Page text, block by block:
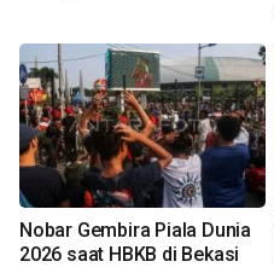
Nobar Gembira Piala Dunia
2026 saat HBKB di Bekasi